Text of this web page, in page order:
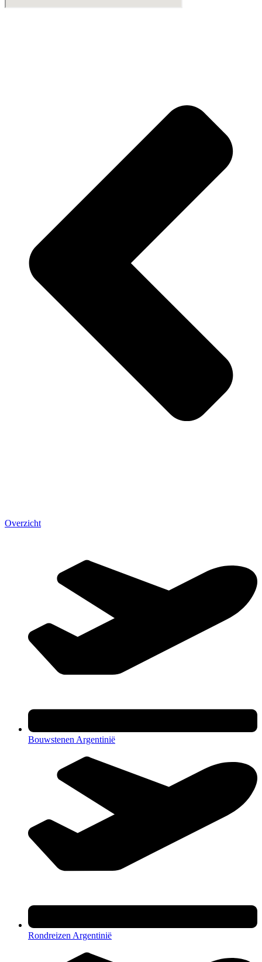
Overzicht
Bouwstenen Argentinië
Rondreizen Argentinië